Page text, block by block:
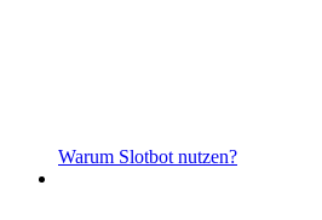
Warum Slotbot nutzen?